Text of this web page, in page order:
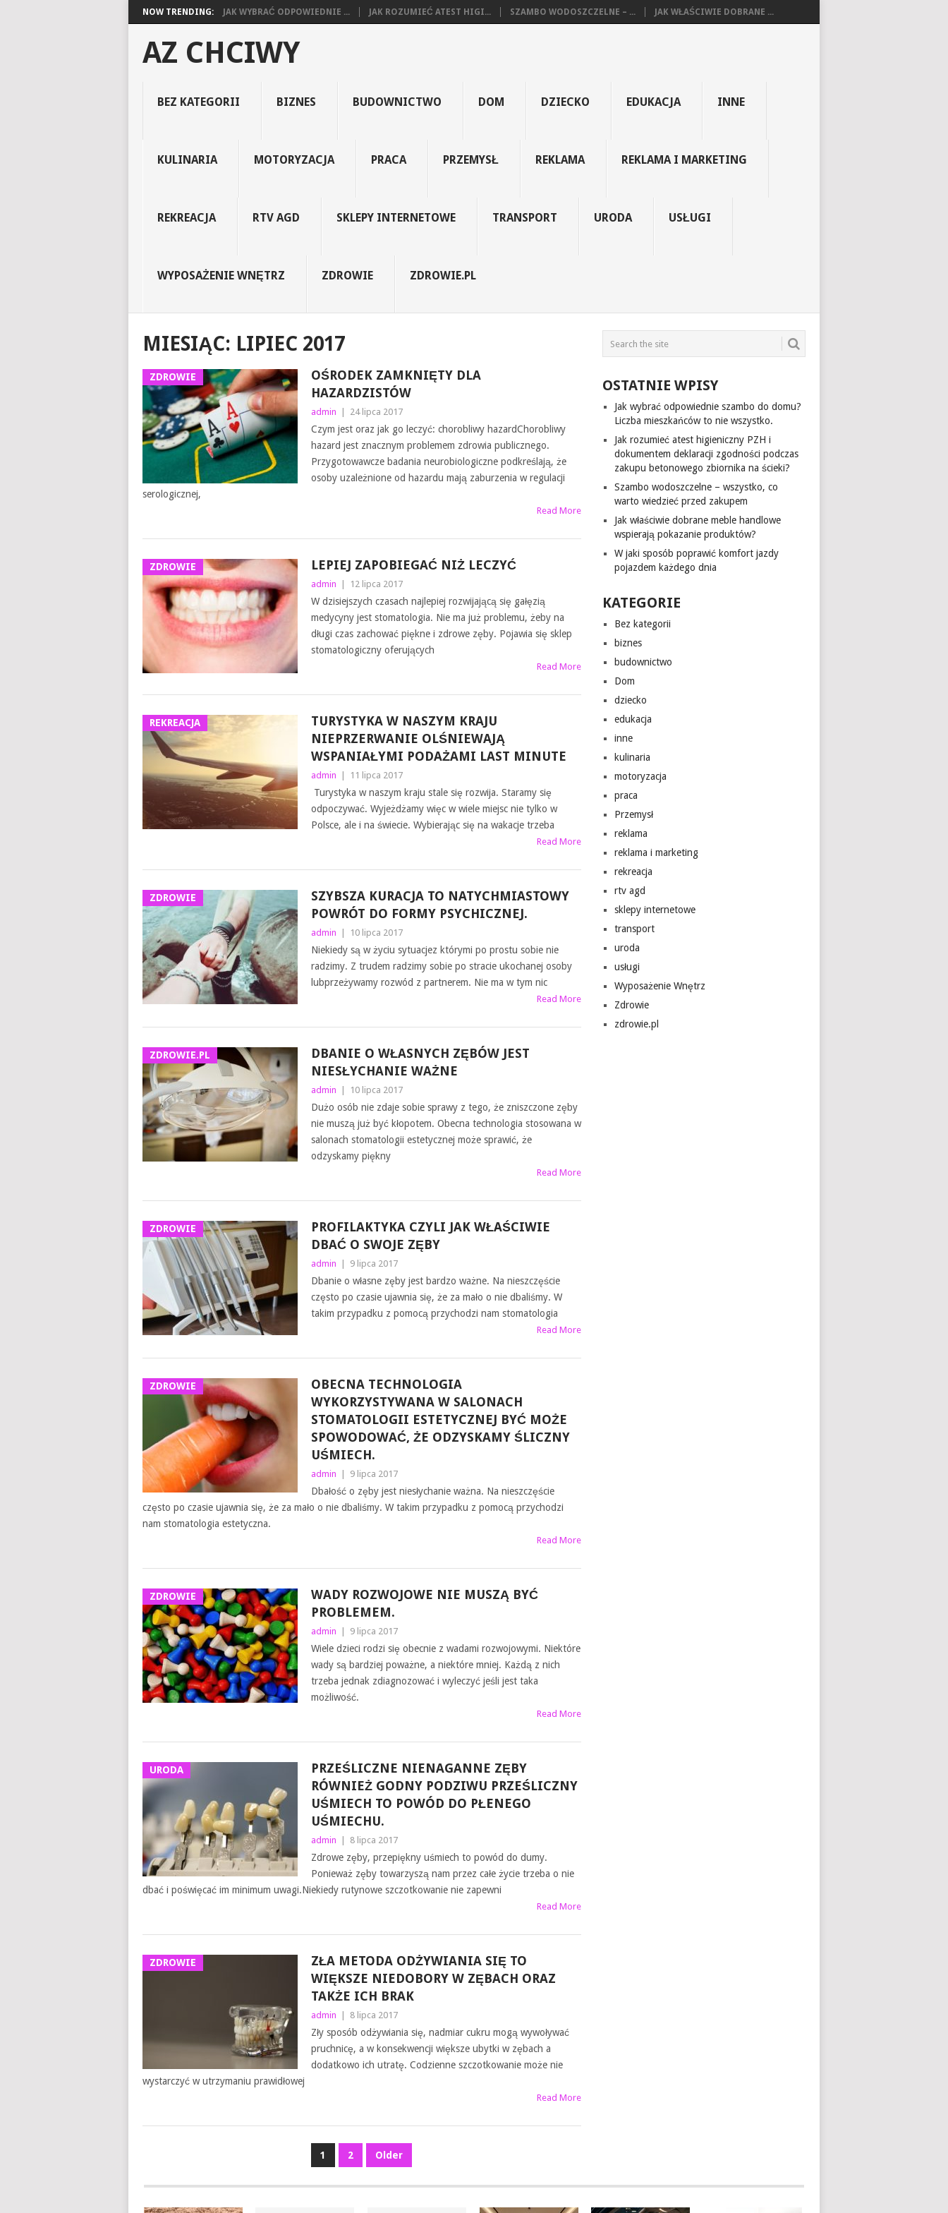
NOW TRENDING: JAK WYBRAĆ ODPOWIEDNIE ... JAK ROZUMIEĆ ATEST HIGI... SZAMBO WODOSZCZELNE – ... JAK WŁAŚCIWIE DOBRANE ...
AZ CHCIWY
BEZ KATEGORII BIZNES BUDOWNICTWO DOM DZIECKO EDUKACJA INNE
KULINARIA MOTORYZACJA PRACA PRZEMYSŁ REKLAMA REKLAMA I MARKETING
REKREACJA RTV AGD SKLEPY INTERNETOWE TRANSPORT URODA USŁUGI
WYPOSAŻENIE WNĘTRZ ZDROWIE ZDROWIE.PL
MIESIĄC: LIPIEC 2017
ZDROWIE
OŚRODEK ZAMKNIĘTY DLA
HAZARDZISTÓW
admin 24 lipca 2017
Czym jest oraz jak go leczyć: chorobliwy hazardChorobliwy
hazard jest znacznym problemem zdrowia publicznego.
Przygotowawcze badania neurobiologiczne podkreślają, że
osoby uzależnione od hazardu mają zaburzenia w regulacji
serologicznej,
Read More
ZDROWIE LEPIEJ ZAPOBIEGAĆ NIŻ LECZYĆ
admin 12 lipca 2017
W dzisiejszych czasach najlepiej rozwijającą się gałęzią
medycyny jest stomatologia. Nie ma już problemu, żeby na
długi czas zachować piękne i zdrowe zęby. Pojawia się sklep
stomatologiczny oferujących
Read More
REKREACJA
TURYSTYKA W NASZYM KRAJU
NIEPRZERWANIE OLŚNIEWAJĄ
WSPANIAŁYMI PODAŻAMI LAST MINUTE
admin 11 lipca 2017
Turystyka w naszym kraju stale się rozwija. Staramy się
odpoczywać. Wyjeżdżamy więc w wiele miejsc nie tylko w
Polsce, ale i na świecie. Wybierając się na wakacje trzeba
Read More
ZDROWIE
SZYBSZA KURACJA TO NATYCHMIASTOWY
POWRÓT DO FORMY PSYCHICZNEJ.
admin 10 lipca 2017
Niekiedy są w życiu sytuacjez którymi po prostu sobie nie
radzimy. Z trudem radzimy sobie po stracie ukochanej osoby
lubprzeżywamy rozwód z partnerem. Nie ma w tym nic
Read More
ZDROWIE.PL
DBANIE O WŁASNYCH ZĘBÓW JEST
NIESŁYCHANIE WAŻNE
admin 10 lipca 2017
Dużo osób nie zdaje sobie sprawy z tego, że zniszczone zęby
nie muszą już być kłopotem. Obecna technologia stosowana w
salonach stomatologii estetycznej może sprawić, że
odzyskamy piękny
Read More
ZDROWIE
PROFILAKTYKA CZYLI JAK WŁAŚCIWIE
DBAĆ O SWOJE ZĘBY
admin 9 lipca 2017
Dbanie o własne zęby jest bardzo ważne. Na nieszczęście
często po czasie ujawnia się, że za mało o nie dbaliśmy. W
takim przypadku z pomocą przychodzi nam stomatologia
Read More
ZDROWIE
OBECNA TECHNOLOGIA
WYKORZYSTYWANA W SALONACH
STOMATOLOGII ESTETYCZNEJ BYĆ MOŻE
SPOWODOWAĆ, ŻE ODZYSKAMY ŚLICZNY
UŚMIECH.
admin 9 lipca 2017
Dbałość o zęby jest niesłychanie ważna. Na nieszczęście
często po czasie ujawnia się, że za mało o nie dbaliśmy. W takim przypadku z pomocą przychodzi
nam stomatologia estetyczna.
Read More
ZDROWIE
WADY ROZWOJOWE NIE MUSZĄ BYĆ
PROBLEMEM.
admin 9 lipca 2017
Wiele dzieci rodzi się obecnie z wadami rozwojowymi. Niektóre
wady są bardziej poważne, a niektóre mniej. Każdą z nich
trzeba jednak zdiagnozować i wyleczyć jeśli jest taka
możliwość.
Read More
URODA
PRZEŚLICZNE NIENAGANNE ZĘBY
RÓWNIEŻ GODNY PODZIWU PRZEŚLICZNY
UŚMIECH TO POWÓD DO PŁENEGO
UŚMIECHU.
admin 8 lipca 2017
Zdrowe zęby, przepiękny uśmiech to powód do dumy.
Ponieważ zęby towarzyszą nam przez całe życie trzeba o nie
dbać i poświęcać im minimum uwagi.Niekiedy rutynowe szczotkowanie nie zapewni
Read More
ZDROWIE
ZŁA METODA ODŻYWIANIA SIĘ TO
WIĘKSZE NIEDOBORY W ZĘBACH ORAZ
TAKŻE ICH BRAK
admin 8 lipca 2017
Zły sposób odżywiania się, nadmiar cukru mogą wywoływać
pruchnicę, a w konsekwencji większe ubytki w zębach a
dodatkowo ich utratę. Codzienne szczotkowanie może nie
wystarczyć w utrzymaniu prawidłowej
Read More
1 2 Older
OSTATNIE WPISY
Jak wybrać odpowiednie szambo do domu?
Liczba mieszkańców to nie wszystko.
Jak rozumieć atest higieniczny PZH i
dokumentem deklaracji zgodności podczas
zakupu betonowego zbiornika na ścieki?
Szambo wodoszczelne – wszystko, co
warto wiedzieć przed zakupem
Jak właściwie dobrane meble handlowe
wspierają pokazanie produktów?
W jaki sposób poprawić komfort jazdy
pojazdem każdego dnia
KATEGORIE
Bez kategorii
biznes
budownictwo
Dom
dziecko
edukacja
inne
kulinaria
motoryzacja
praca
Przemysł
reklama
reklama i marketing
rekreacja
rtv agd
sklepy internetowe
transport
uroda
usługi
Wyposażenie Wnętrz
Zdrowie
zdrowie.pl